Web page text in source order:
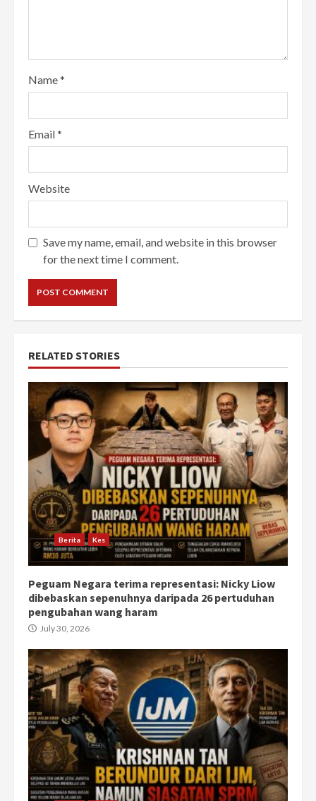
Name*
Email*
Website
Save my name, email, and website in this browser
for the next time I comment.
RELATED STORIES
Berita Kes
Peguam Negara terima representasi: Nicky Liow
dibebaskan sepenuhnya daripada 26 pertuduhan
pengubahan wang haram
July 30, 2026